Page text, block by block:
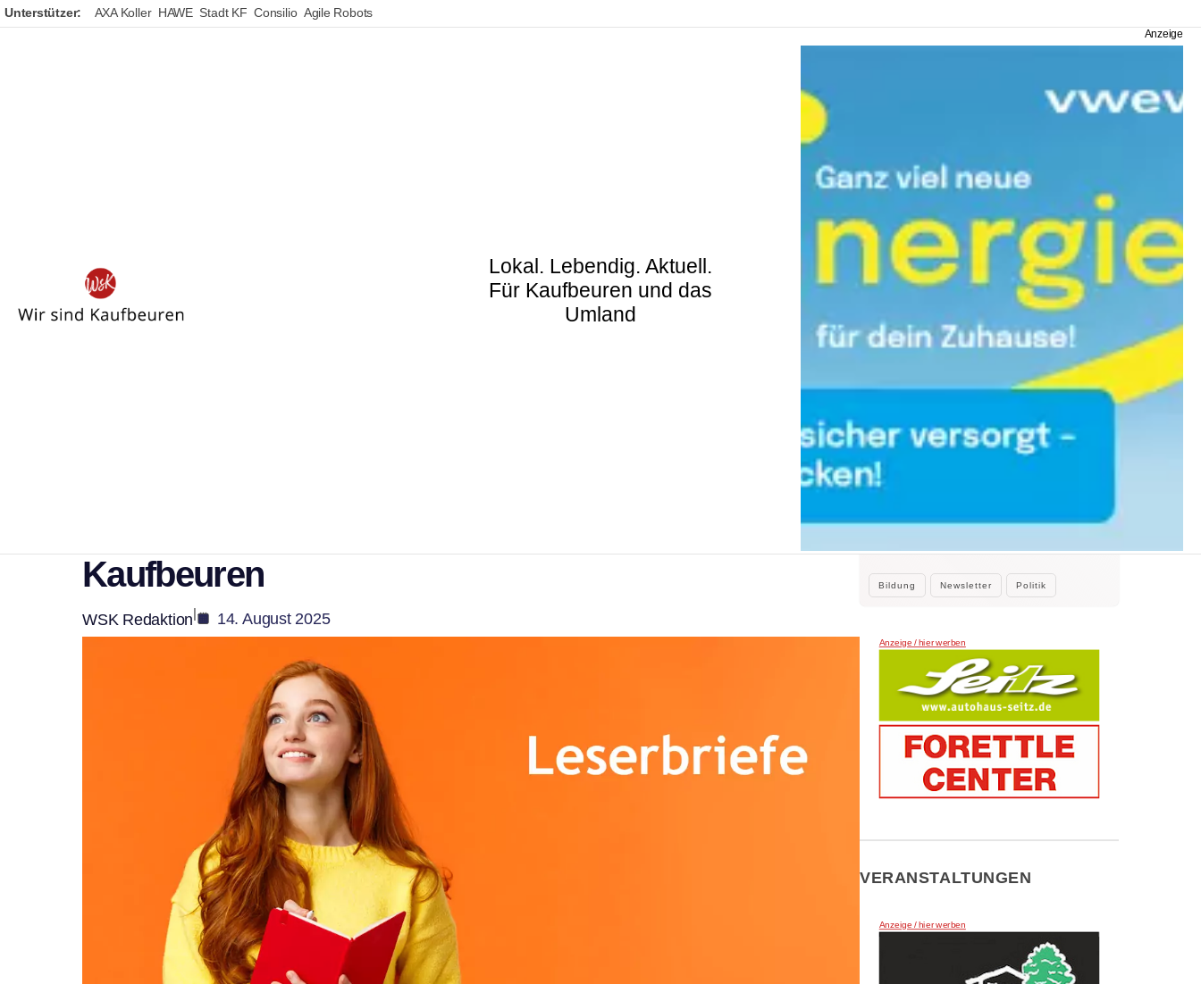
Unterstützer: AXA Koller HAWE Stadt KF Consilio Agile Robots
Lokal. Lebendig. Aktuell.
Für Kaufbeuren und das
Umland
Leserbrief von Elisabeth Quetting zur Kolumne
Kaufbeuren
WSK Redaktion| 14. August 2025
WEITERE NEWS
Bildung Newsletter Politik
2. August 2026
Kleine Beiträge die großes bewirken:
Anzeige / hier werben
VERANSTALTUNGEN
Anzeige / hier werben